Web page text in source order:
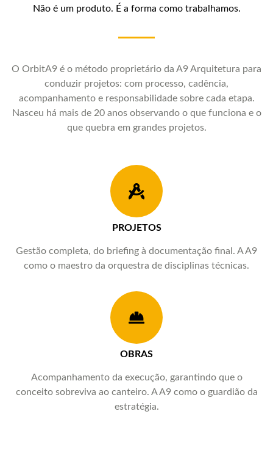
Não é um produto. É a forma como trabalhamos.
O OrbitA9 é o método proprietário da A9 Arquitetura para
conduzir projetos: com processo, cadência,
acompanhamento e responsabilidade sobre cada etapa.
Nasceu há mais de 20 anos observando o que funciona e o
que quebra em grandes projetos.
PROJETOS
Gestão completa, do briefing à documentação final. A A9
como o maestro da orquestra de disciplinas técnicas.
OBRAS
Acompanhamento da execução, garantindo que o
conceito sobreviva ao canteiro. A A9 como o guardião da
estratégia.